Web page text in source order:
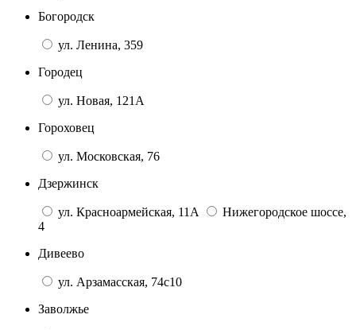
Богородск
ул. Ленина, 359
Городец
ул. Новая, 121А
Гороховец
ул. Московская, 76
Дзержинск
ул. Красноармейская, 11А
Нижегородское шоссе,
4
Дивеево
ул. Арзамасская, 74с10
Заволжье